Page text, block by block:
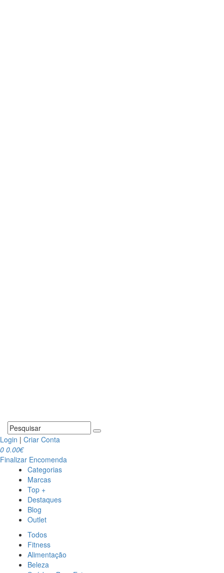
Login | Criar Conta
0 0.00€
Finalizar Encomenda
Categorias
Marcas
Top +
Destaques
Blog
Outlet
Todos
Fitness
Alimentação
Beleza